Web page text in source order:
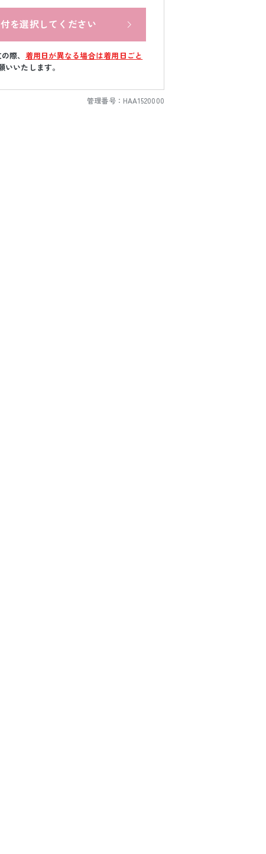
を選択してください
際、 着用日が異なる場合は着用日ごと
いいたします。
管理番号： HAA1520000